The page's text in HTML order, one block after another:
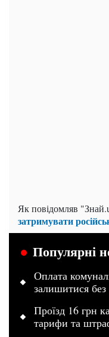
Як повідомляв
затримувати
Популярні
Оплата
залишитися
Проїзд 16 грн
тарифи та